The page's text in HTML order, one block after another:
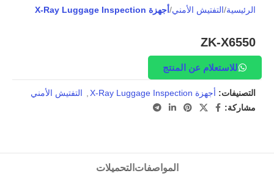
الرئيسية التفتيش الأمني أجهزة X-Ray Luggage Inspection
ZK-X6550
للاستعلام عن المنتج
التصنيفات: أجهزة X-Ray Luggage Inspection
التفتيش الأمني
مشاركة:
المواصفات التحميلات